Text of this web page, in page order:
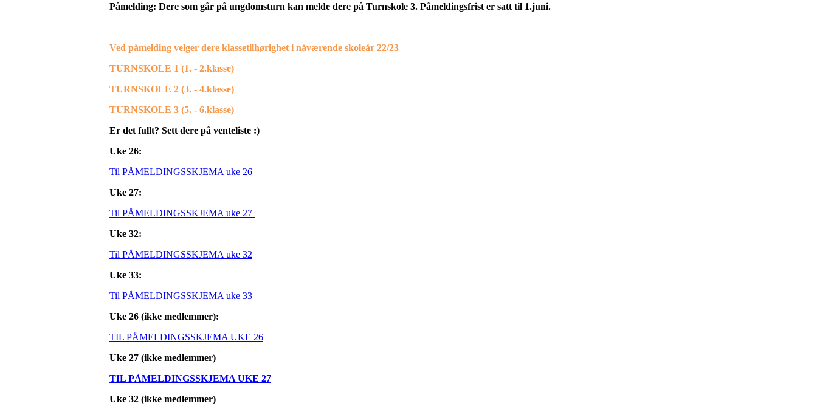
Påmelding: Dere som går på ungdomsturn kan melde dere på Turnskole 3. Påmeldingsfrist er satt til 1.juni.
Ved påmelding velger dere klassetilhørighet i nåværende skoleår 22/23
TURNSKOLE 1 (1. - 2.klasse)
TURNSKOLE 2 (3. - 4.klasse)
TURNSKOLE 3 (5. - 6.klasse)
Er det fullt? Sett dere på venteliste :)
Uke 26:
Til PÅMELDINGSSKJEMA uke 26
Uke 27:
Til PÅMELDINGSSKJEMA uke 27
Uke 32:
Til PÅMELDINGSSKJEMA uke 32
Uke 33:
Til PÅMELDINGSSKJEMA uke 33
Uke 26 (ikke medlemmer):
TIL PÅMELDINGSSKJEMA UKE 26
Uke 27 (ikke medlemmer)
TIL PÅMELDINGSSKJEMA UKE 27
Uke 32 (ikke medlemmer)